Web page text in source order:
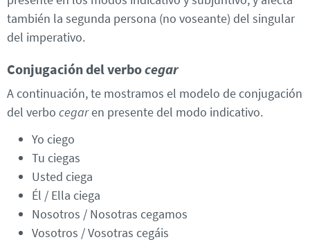
también la segunda persona (no voseante) del singular
del imperativo.
Conjugación del verbocegar
A continuación, te mostramos el modelo de conjugación
del verbo cegaren presente del modo indicativo.
Yo ciego
Tu ciegas
Usted ciega
Él / Ella ciega
Nosotros / Nosotras cegamos
Vosotros / Vosotras cegáis